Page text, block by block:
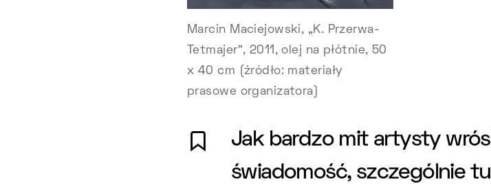
Marcin Maciejowski, „K. Przerwa-
Tetmajer”, 2011, olej na płótnie, 50
x 40 cm (źródło: materiały
prasowe organizatora)
Jak bardzo mit artysty
świadomość, szczególnie